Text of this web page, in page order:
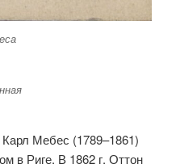
Карл Мебес (1789–1861)
в Риге. В 1862 г. Оттон